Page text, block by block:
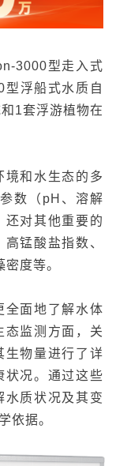
3000型走入式
浮船式水质自
1套浮游植物在
境和水生态的多
数（pH、溶解
还对其他重要的
锰酸盐指数、
度等。
全面地了解水体
态监测方面，关
生物量进行了详
状况。通过这些
水质状况及其变
依据。